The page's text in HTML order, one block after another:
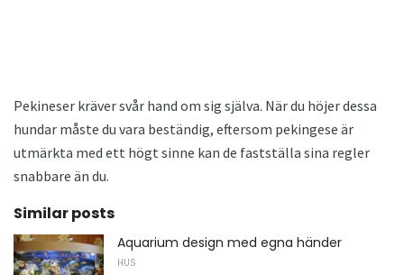
Pekineser kräver svår hand om sig själva. När du höjer dessa
hundar måste du vara beständig, eftersom pekingese är
utmärkta med ett högt sinne kan de fastställa sina regler
snabbare än du.
Similar posts
Aquarium design med egna händer
HUS